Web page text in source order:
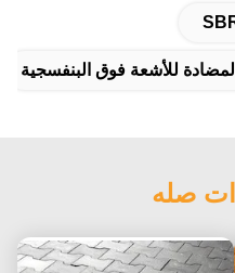
للأشعة فوق البنفسجية
صله